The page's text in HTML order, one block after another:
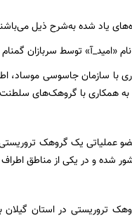
یاد شده به‌شرح ذیل
سازمان جاسوسی موساد،
به همکاری با گروهک‌های
عملیاتی یک گروهک
شده و در یکی از مناطق
تروریستی در استان